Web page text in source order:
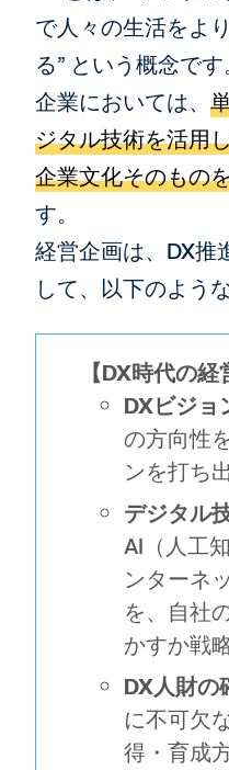
で人々の生活をよ
る” という概念です
企業においては、
ジタル技術を活用
企業文化そのもの
す。
経営企画は、DX推
して、以下のよう
【DX時代の
DXビジョ
の方向性
ンを打ち
デジタル
AI（人工
ンターネ
を、自社
かすか戦
DX人財の
に不可欠
得・育成